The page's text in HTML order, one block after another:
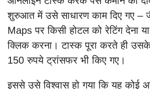
शुरुआत में उसे साधारण काम दिए गए –
Maps पर किसी होटल को रेटिंग देना
क्लिक करना। टास्क पूरा करते ही
150 रुपये ट्रांसफर भी किए गए।
इससे उसे विश्वास हो गया कि यह कोई